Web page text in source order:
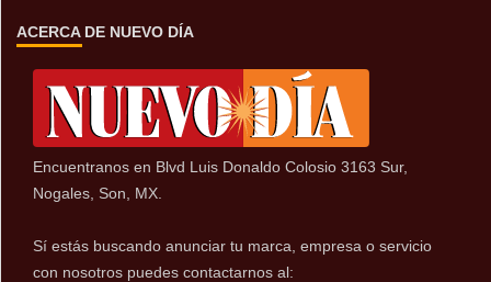
ACERCA DE NUEVO DÍA
Encuentranos en Blvd Luis Donaldo Colosio 3163 Sur,
Nogales, Son, MX.
Sí estás buscando anunciar tu marca, empresa o servicio
con nosotros puedes contactarnos al: